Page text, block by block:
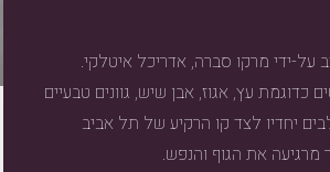
פני 500 מ"ר ועוצב על-ידי מרקו סברה, אדריכל איטלקי.
עץ, אגוז, אבן שיש, גוונים טבעיים
יחדיו לצד קו הרקיע של תל אביב
מרגיעה את הגוף והנפש.